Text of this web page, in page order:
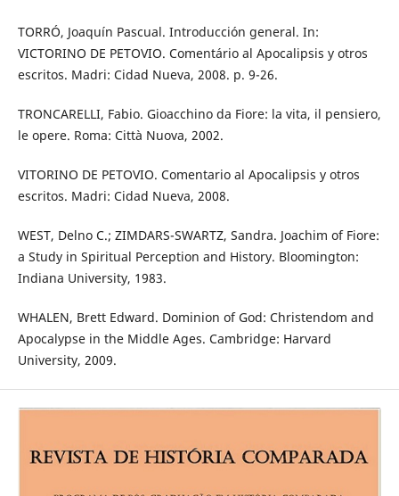
TORRÓ, Joaquín Pascual. Introducción general. In:
VICTORINO DE PETOVIO. Comentário al Apocalipsis y otros
escritos. Madri: Cidad Nueva, 2008. p. 9-26.
TRONCARELLI, Fabio. Gioacchino da Fiore: la vita, il pensiero,
le opere. Roma: Città Nuova, 2002.
VITORINO DE PETOVIO. Comentario al Apocalipsis y otros
escritos. Madri: Cidad Nueva, 2008.
WEST, Delno C.; ZIMDARS-SWARTZ, Sandra. Joachim of Fiore:
a Study in Spiritual Perception and History. Bloomington:
Indiana University, 1983.
WHALEN, Brett Edward. Dominion of God: Christendom and
Apocalypse in the Middle Ages. Cambridge: Harvard
University, 2009.